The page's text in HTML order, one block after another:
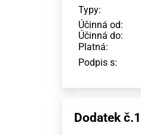
Typy:
Účinná od:
Účinná do:
Platná:
Podpis s:
Dodatek